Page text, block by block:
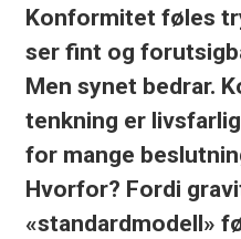
Konformitet føles
ser fint og
Men synet bedrar.
tenkning er
for mange
Hvorfor? Fordi
«standardmodell»